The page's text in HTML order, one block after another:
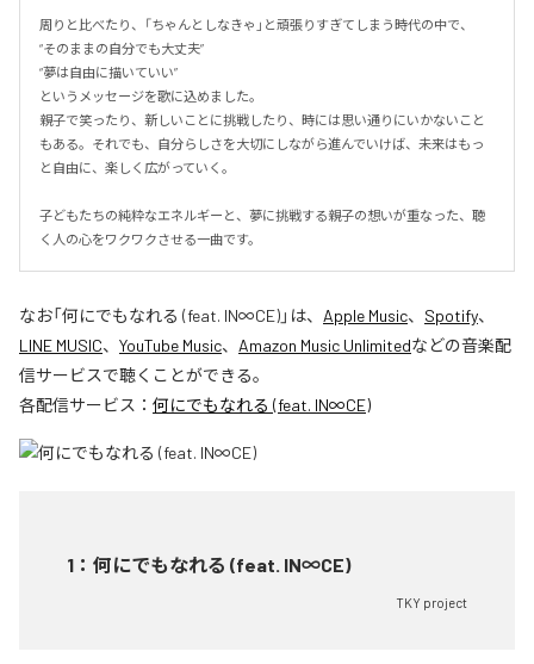
周りと比べたり、「ちゃんとしなきゃ」と頑張りすぎてしまう時代の中で、
“そのままの自分でも大丈夫”
“夢は自由に描いていい”
というメッセージを歌に込めました。
親子で笑ったり、新しいことに挑戦したり、時には思い通りにいかないこと
もある。それでも、自分らしさを大切にしながら進んでいけば、未来はもっ
と自由に、楽しく広がっていく。
子どもたちの純粋なエネルギーと、夢に挑戦する親子の想いが重なった、聴
く人の心をワクワクさせる一曲です。
なお「何にでもなれる (feat. IN∞CE)」は、 Apple Music、 Spotify、
LINE MUSIC、 YouTube Music、 Amazon Music Unlimitedなどの音楽配
信サービスで聴くことができる。
各配信サービス： 何にでもなれる (feat. IN∞CE)
1 ： 何にでもなれる (feat. IN∞CE)
TKY project